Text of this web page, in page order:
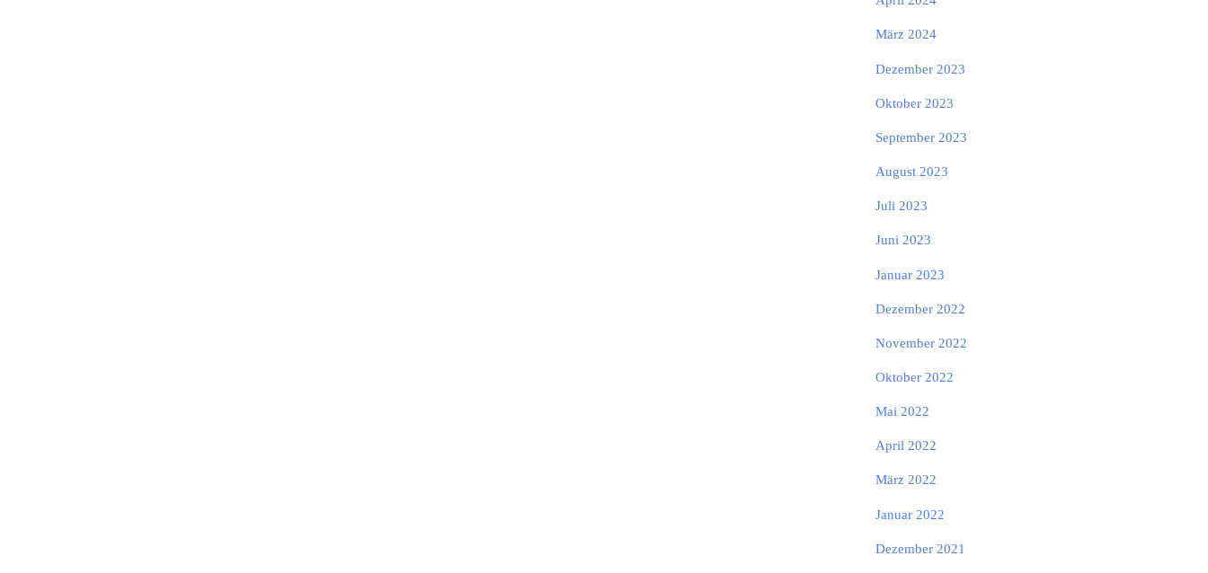
März 2024
Dezember 2023
Oktober 2023
September 2023
August 2023
Juli 2023
Juni 2023
Januar 2023
Dezember 2022
November 2022
Oktober 2022
Mai 2022
April 2022
März 2022
Januar 2022
Dezember 2021